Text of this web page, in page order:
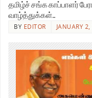
தமிழ்ச் சங்க காப்பாளர்
வாழ்த்துக்கள்..
BY EDITOR JANUARY